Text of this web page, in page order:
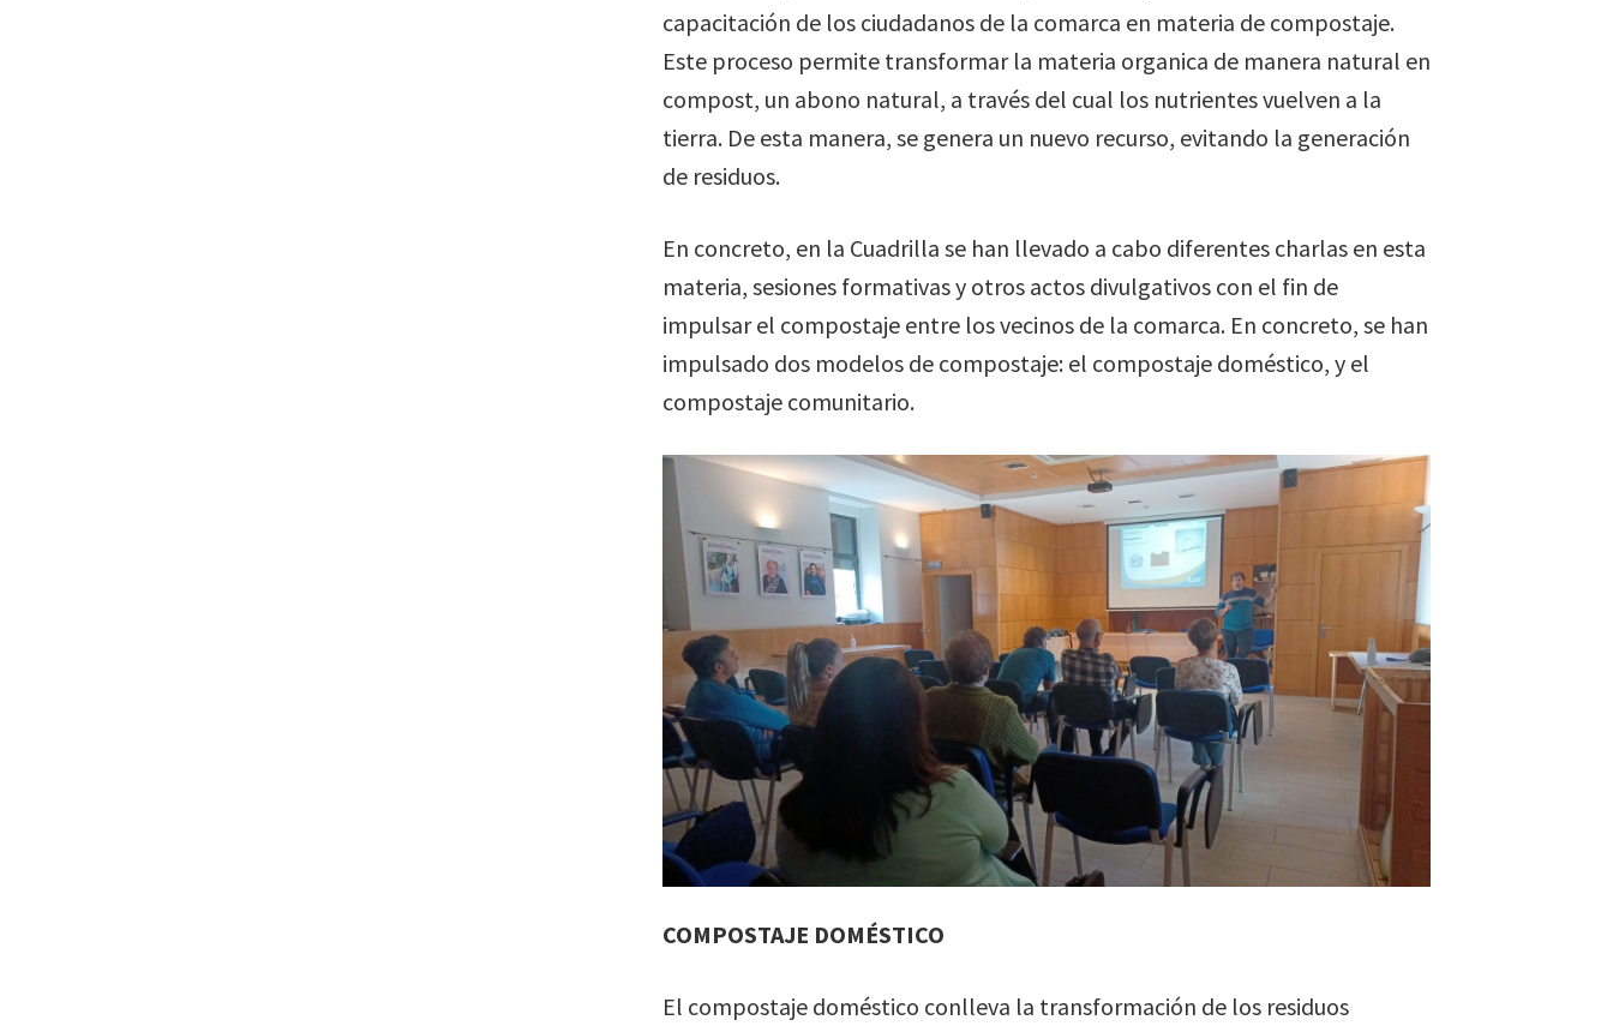
capacitación de los ciudadanos de la comarca en materia de compostaje.
Este proceso permite transformar la materia organica de manera natural en
compost, un abono natural, a través del cual los nutrientes vuelven a la
tierra. De esta manera, se genera un nuevo recurso, evitando la generación
de residuos.
En concreto, en la Cuadrilla se han llevado a cabo diferentes charlas en esta
materia, sesiones formativas y otros actos divulgativos con el fin de
impulsar el compostaje entre los vecinos de la comarca. En concreto, se han
impulsado dos modelos de compostaje: el compostaje doméstico, y el
compostaje comunitario.
COMPOSTAJE DOMÉSTICO
El compostaje doméstico conlleva la transformación de los residuos